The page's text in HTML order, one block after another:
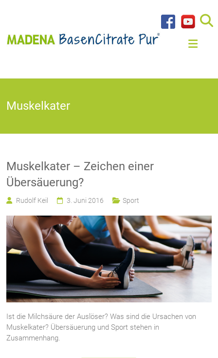
Muskelkater
Muskelkater – Zeichen einer
Übersäuerung?
Rudolf Keil 3. Juni 2016 Sport
Ist die Milchsäure der Auslöser? Was sind die Ursachen von
Muskelkater? Übersäuerung und Sport stehen in
Zusammenhang.